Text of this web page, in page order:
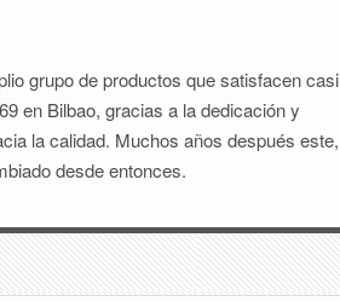
grupo de productos que satisfacen casi
en Bilbao, gracias a la dedicación y
la calidad. Muchos años después este,
desde entonces.